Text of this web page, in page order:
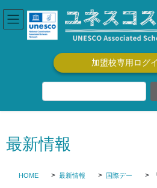
ン
テ
ビ
ゲ
加盟校専用ログ
最新情報
HOME 最新情報 国際デー